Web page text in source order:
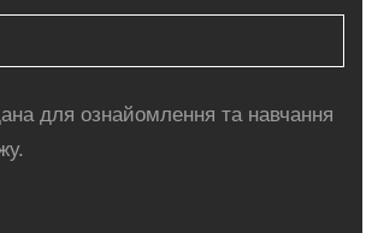
для ознайомлення та навчання